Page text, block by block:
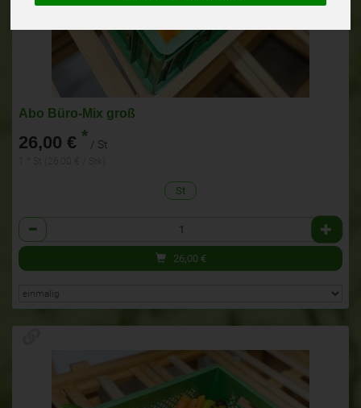
Abo Büro-Mix groß
26,00 € * / St
St
Anzahl
26,00 €